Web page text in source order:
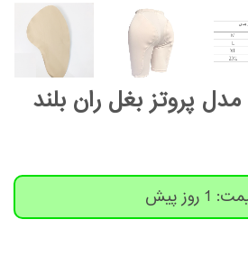
پروتز بغل ران بلند
پیش